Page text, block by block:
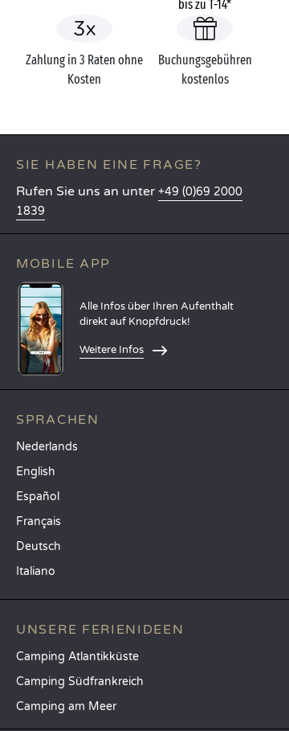
bis zu T-14*
Zahlung in 3 Raten ohne
Kosten
Buchungsgebühren
kostenlos
SIE HABEN EINE FRAGE?
Rufen Sie uns an unter +49 (0)69 2000
1839
MOBILE APP
Alle Infos über Ihren Aufenthalt
direkt auf Knopfdruck!
Weitere Infos
SPRACHEN
Nederlands
English
Español
Français
Deutsch
Italiano
UNSERE FERIENIDEEN
Camping Atlantikküste
Camping Südfrankreich
Camping am Meer